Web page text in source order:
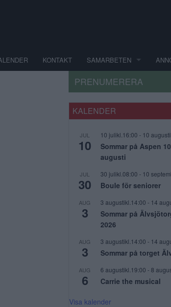
KONTAKT SAMARBETEN
PRENUMERERA
KALENDER
JUL
10
10 julikl.16:00 - 10
Sommar på Aspen
augusti
JUL
30
30 julikl.08:00 - 10
Boule för seniorer
AUG
3
3 augustikl.14:00 - 14
Sommar på
2026
AUG
3
3 augustikl.14:00 - 14
Sommar på torget
AUG
6
6 augustikl.19:00 - 8
Carrie the musical
Visa kalender